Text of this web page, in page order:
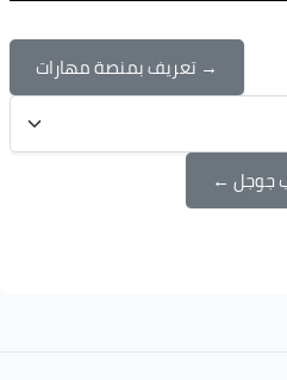
→ تعريف بمنصة مهارات
جوجل ←